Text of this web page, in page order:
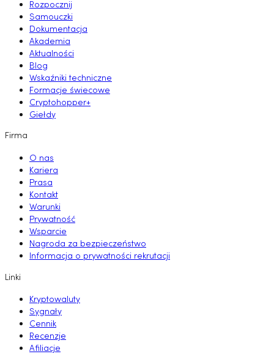
Rozpocznij
Samouczki
Dokumentacja
Akademia
Aktualności
Blog
Wskaźniki techniczne
Formacje świecowe
Cryptohopper+
Giełdy
Firma
O nas
Kariera
Prasa
Kontakt
Warunki
Prywatność
Wsparcie
Nagroda za bezpieczeństwo
Informacja o prywatności rekrutacji
Linki
Kryptowaluty
Sygnały
Cennik
Recenzje
Afiliacje